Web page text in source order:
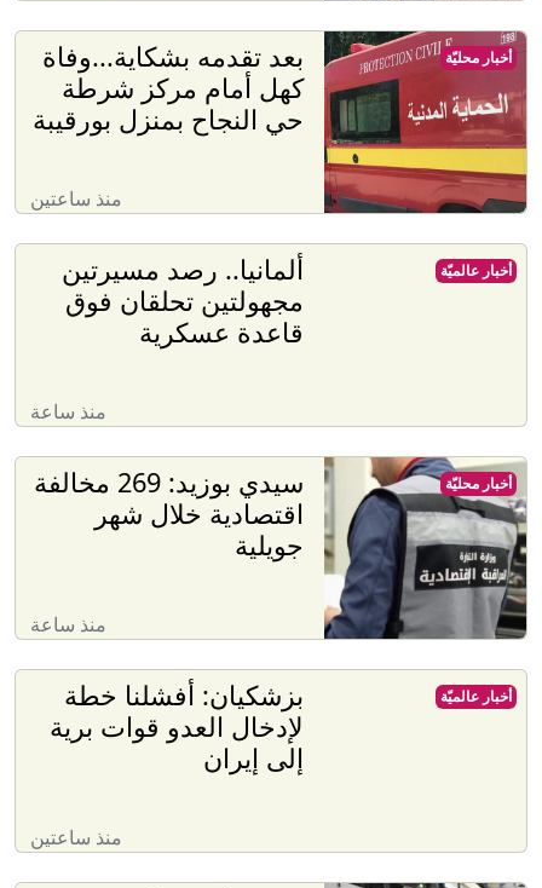
بعد تقدمه بشكاية...وفاة
كهل أمام مركز شرطة
حي النجاح بمنزل بورقيبة
منذ ساعتين
أخبار محليّة
ألمانيا.. رصد مسيرتين
مجهولتين تحلقان فوق
قاعدة عسكرية
منذ ساعة
أخبار عالميّة
سيدي بوزيد: 269 مخالفة
اقتصادية خلال شهر
جويلية
منذ ساعة
أخبار محليّة
بزشكيان: أفشلنا خطة
لإدخال العدو قوات برية
إلى إيران
منذ ساعتين
أخبار عالميّة